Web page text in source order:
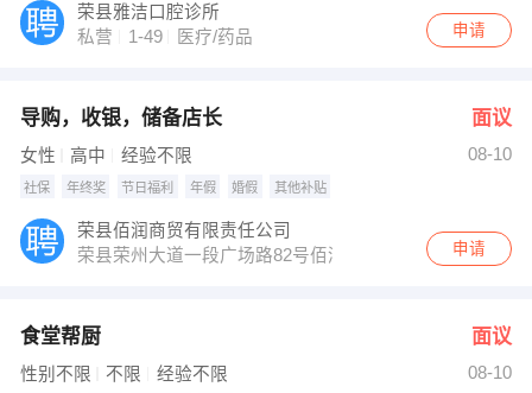
荣县雅洁口腔诊所
私营
1-49 医疗/药品 申请
导购，收银，储备店长 面议
女性 高中 经验不限 08-10
社保 年终奖 节日福利 年假 婚假 其他补贴
荣县佰润商贸有限责任公司
荣县荣州大道一段广场路82号佰润尚品
申请
食堂帮厨 面议
性别不限 不限 经验不限 08-10